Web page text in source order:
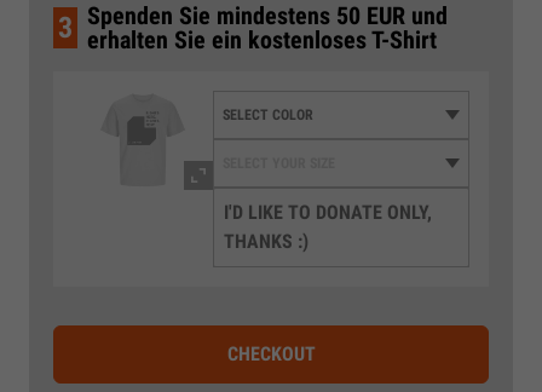
3 Spenden Sie mindestens 50 EUR und
erhalten Sie ein kostenloses T-Shirt
I'D LIKE TO DONATE ONLY,
THANKS :)
CHECKOUT